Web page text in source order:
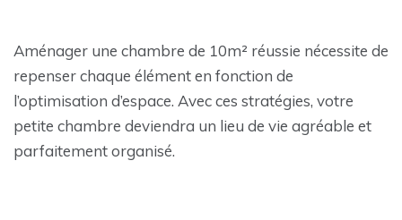
Aménager une chambre de 10m² réussie nécessite de
repenser chaque élément en fonction de
l’optimisation d’espace. Avec ces stratégies, votre
petite chambre deviendra un lieu de vie agréable et
parfaitement organisé.